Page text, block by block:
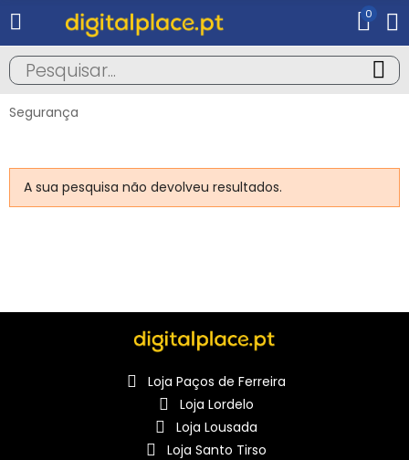
0
Segurança
A sua pesquisa não devolveu resultados.
Loja Paços de Ferreira
Loja Lordelo
Loja Lousada
Loja Santo Tirso